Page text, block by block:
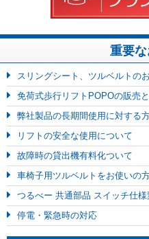
重要
スリングシート、ツルベルトの
免荷式歩行リフトPOPOの販売
弊社製品の長期間使用に対する
リフトの安全な使用について
故障時の貸出機有料化ついて
車椅子用ツルベルトをお使いの
つるべー 共通部品 スイッチ仕様
停電・緊急時の対応